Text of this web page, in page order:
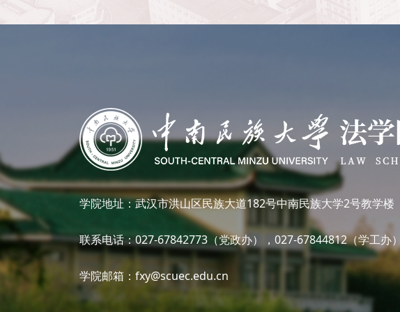
学院地址：武汉市洪山区民族大道182号中南民族大学2号教学楼
联系电话：027-67842773（党政办），027-67844812（学工办）
学院邮箱：fxy@scuec.edu.cn